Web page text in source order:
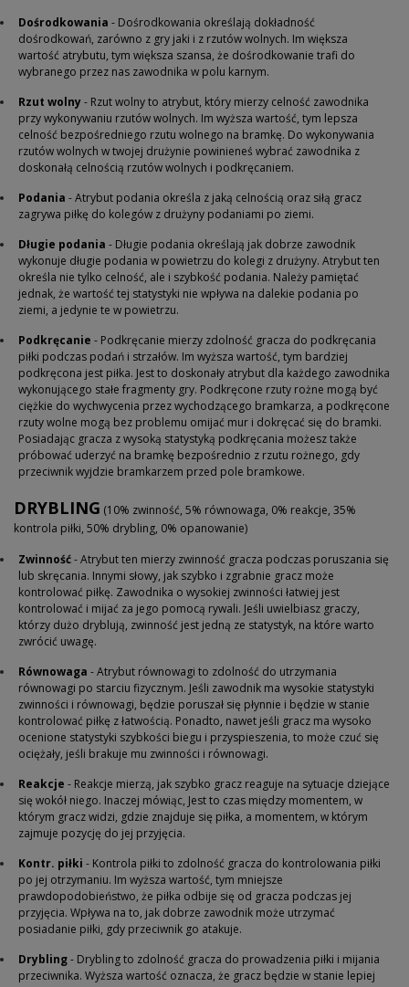
Dośrodkowania - Dośrodkowania określają dokładność
dośrodkowań, zarówno z gry jaki i z rzutów wolnych. Im większa
wartość atrybutu, tym większa szansa, że dośrodkowanie trafi do
wybranego przez nas zawodnika w polu karnym.
Rzut wolny- Rzut wolny to atrybut, który mierzy celność zawodnika
przy wykonywaniu rzutów wolnych. Im wyższa wartość, tym lepsza
celność bezpośredniego rzutu wolnego na bramkę. Do wykonywania
rzutów wolnych w twojej drużynie powinieneś wybrać zawodnika z
doskonałą celnością rzutów wolnych i podkręcaniem.
Podania - Atrybut podania określa z jaką celnością oraz siłą gracz
zagrywa piłkę do kolegów z drużyny podaniami po ziemi.
Długie podania - Długie podania określają jak dobrze zawodnik
wykonuje długie podania w powietrzu do kolegi z drużyny. Atrybut ten
określa nie tylko celność, ale i szybkość podania. Należy pamiętać
jednak, że wartość tej statystyki nie wpływa na dalekie podania po
ziemi, a jedynie te w powietrzu.
Podkręcanie - Podkręcanie mierzy zdolność gracza do podkręcania
piłki podczas podań i strzałów. Im wyższa wartość, tym bardziej
podkręcona jest piłka. Jest to doskonały atrybut dla każdego zawodnika
wykonującego stałe fragmenty gry. Podkręcone rzuty rożne mogą być
ciężkie do wychwycenia przez wychodzącego bramkarza, a podkręcone
rzuty wolne mogą bez problemu omijać mur i dokręcać się do bramki.
Posiadając gracza z wysoką statystyką podkręcania możesz także
próbować uderzyć na bramkę bezpośrednio z rzutu rożnego, gdy
przeciwnik wyjdzie bramkarzem przed pole bramkowe.
DRYBLING (10% zwinność, 5% równowaga, 0% reakcje, 35%
kontrola piłki, 50% drybling, 0% opanowanie)
Zwinność- Atrybut ten mierzy zwinność gracza podczas poruszania się
lub skręcania. Innymi słowy, jak szybko i zgrabnie gracz może
kontrolować piłkę. Zawodnika o wysokiej zwinności łatwiej jest
kontrolować i mijać za jego pomocą rywali. Jeśli uwielbiasz graczy,
którzy dużo dryblują, zwinność jest jedną ze statystyk, na które warto
zwrócić uwagę.
Równowaga - Atrybut równowagi to zdolność do utrzymania
równowagi po starciu fizycznym. Jeśli zawodnik ma wysokie statystyki
zwinności i równowagi, będzie poruszał się płynnie i będzie w stanie
kontrolować piłkę z łatwością. Ponadto, nawet jeśli gracz ma wysoko
ocenione statystyki szybkości biegu i przyspieszenia, to może czuć się
ociężały, jeśli brakuje mu zwinności i równowagi.
Reakcje - Reakcje mierzą, jak szybko gracz reaguje na sytuacje dziejące
się wokół niego. Inaczej mówiąc, Jest to czas między momentem, w
którym gracz widzi, gdzie znajduje się piłka, a momentem, w którym
zajmuje pozycję do jej przyjęcia.
Kontr. piłki - Kontrola piłki to zdolność gracza do kontrolowania piłki
po jej otrzymaniu. Im wyższa wartość, tym mniejsze
prawdopodobieństwo, że piłka odbije się od gracza podczas jej
przyjęcia. Wpływa na to, jak dobrze zawodnik może utrzymać
posiadanie piłki, gdy przeciwnik go atakuje.
Drybling- Drybling to zdolność gracza do prowadzenia piłki i mijania
przeciwnika. Wyższa wartość oznacza, że gracz będzie w stanie lepiej